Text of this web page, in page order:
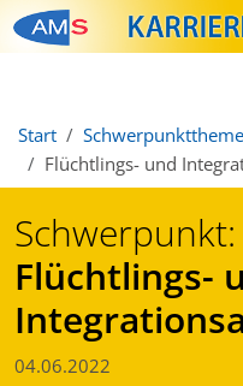
Start
Flüchtlings- und
Schwerpunkt:
Flüchtlings-
04.06.2022